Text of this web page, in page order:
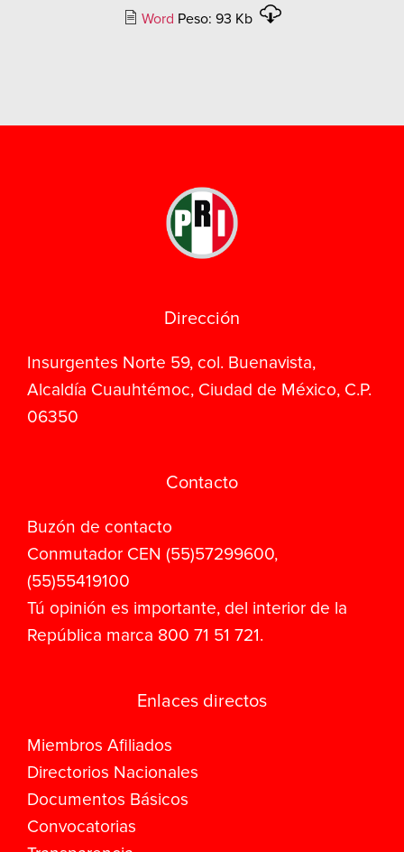
Word Peso: 93 Kb
Dirección
Insurgentes Norte 59, col. Buenavista,
Alcaldía Cuauhtémoc, Ciudad de México, C.P.
06350
Contacto
Buzón de contacto
Conmutador CEN (55)57299600,
(55)55419100
Tú opinión es importante, del interior de la
República marca 800 71 51 721.
Enlaces directos
Miembros Afiliados
Directorios Nacionales
Documentos Básicos
Convocatorias